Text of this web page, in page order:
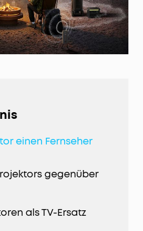
einen Fernseher
gegenüber
als TV-Ersatz